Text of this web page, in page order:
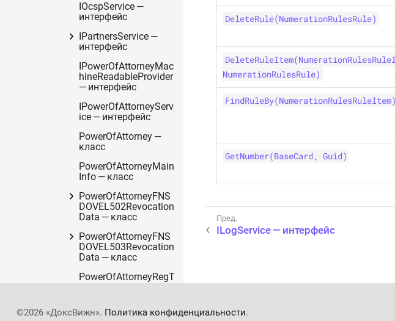
IOcspService —
интерфейс
IPartnersService —
интерфейс
IPowerOfAttorneyMac
hineReadableProvider
— интерфейс
IPowerOfAttorneyServ
ice — интерфейс
PowerOfAttorney —
класс
PowerOfAttorneyMain
Info — класс
PowerOfAttorneyFNS
DOVEL502Revocation
Data — класс
PowerOfAttorneyFNS
DOVEL503Revocation
Data — класс
PowerOfAttorneyRegT
PowerOfAttorneyRepr
DeleteRule(NumerationRulesRule)
NumerationRulesRule)
FindRuleBy(NumerationRulesRuleItem)
GetNumber(BaseCard, Guid)
ILogService — интерфейс
©2026 «ДоксВижн». Политика конфиденциальности.